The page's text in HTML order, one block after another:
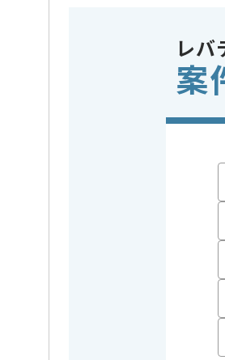
特
SAPの経験を活かすことが
複数案件を保有している企
ご経験と実績に応じて別案
新しいアイディアや技術を
経験豊富なメンバーと成
スキルアップされたい方
レバ
案